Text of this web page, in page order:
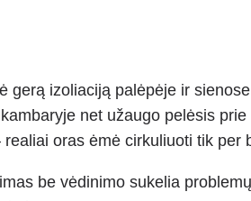
gerą izoliaciją palėpėje ir
net užaugo pelėsis
oras ėmė cirkuliuoti tik per
be vėdinimo sukelia